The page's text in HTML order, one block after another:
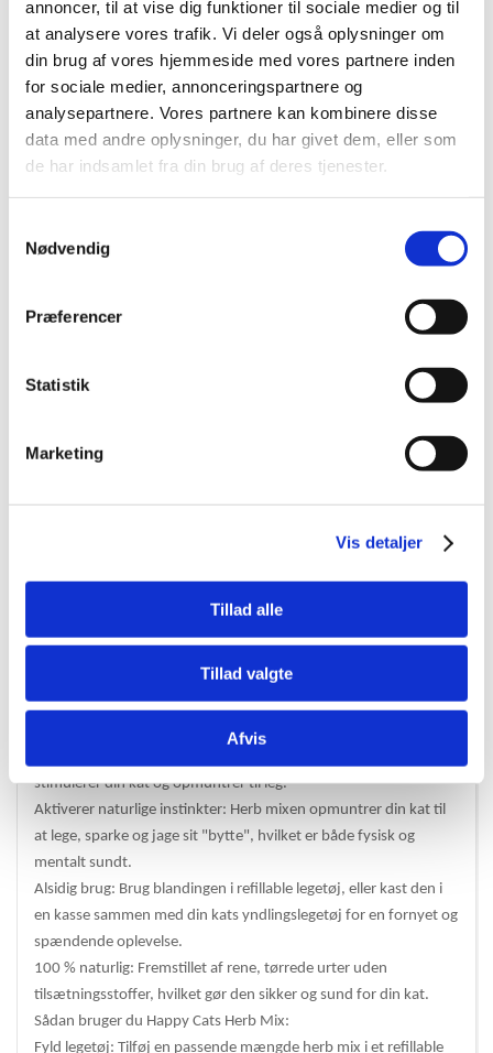
annoncer, til at vise dig funktioner til sociale medier og til
at analysere vores trafik. Vi deler også oplysninger om
din brug af vores hjemmeside med vores partnere inden
for sociale medier, annonceringspartnere og
analysepartnere. Vores partnere kan kombinere disse
data med andre oplysninger, du har givet dem, eller som
de har indsamlet fra din brug af deres tjenester.
Nødvendig
Præferencer
Statistik
Marketing
Vis detaljer
Tillad alle
Tillad valgte
Afvis
Køb nu
På lager På lager
Information Specifikationer
Happy Cats Herb Mix - Refill Tubes – Naturlig Herbeblanding til
Giv din kat en spændende og beroligende oplevelse med Happy
valerianrod, katteurt (catnip) og matatabi. Herb mixen er
kombinerer både afslapning og aktivering. Det er det perfekte
Fordele ved Happy Cats Herb Mix:
Afslapning og stimulering: Valerian hjælper med at reducere
stimulerer din kat og opmuntrer til leg.
Aktiverer naturlige instinkter: Herb mixen opmuntrer din kat til
at lege, sparke og jage sit "bytte", hvilket er både fysisk og
mentalt sundt.
Alsidig brug: Brug blandingen i refillable legetøj, eller kast den i
en kasse sammen med din kats yndlingslegetøj for en fornyet og
spændende oplevelse.
100 % naturlig: Fremstillet af rene, tørrede urter uden
tilsætningsstoffer, hvilket gør den sikker og sund for din kat.
Sådan bruger du Happy Cats Herb Mix:
Fyld legetøj: Tilføj en passende mængde herb mix i et refillable